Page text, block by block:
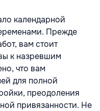
календарной
Прежде
вам стоит
к назревшим
что вам
для полной
преодоления
привязанности. Не